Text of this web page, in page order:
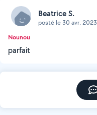
Beatrice S.
posté le 30 avr. 2023
Nounou
parfait